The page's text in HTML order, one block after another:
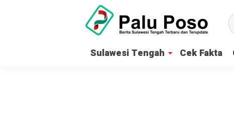
Sulawesi Tengah Cek Fakta